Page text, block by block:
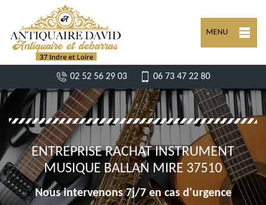
MENU
02 52 56 29 03 06 73 47 22 80
ENTREPRISE RACHAT INSTRUMENT
MUSIQUE BALLAN MIRE 37510
Nous intervenons 7j/7 en cas d'urgence